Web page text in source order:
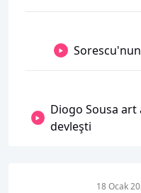
Diogo Sousa
devleşti
18 Ocak